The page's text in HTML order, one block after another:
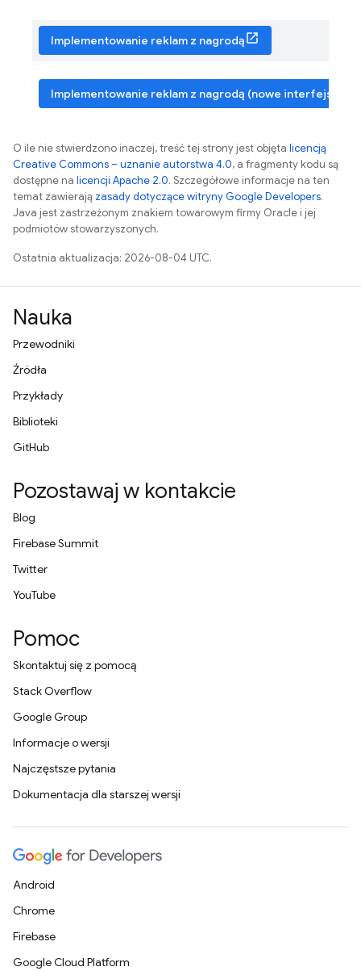
Implementowanie reklam z nagrodą
Implementowanie reklam z nagrodą (nowe interfejsy
O ile nie stwierdzono inaczej, treść tej strony jest objęta licencją
Creative Commons – uznanie autorstwa 4.0, a fragmenty kodu są
dostępne na licencji Apache 2.0. Szczegółowe informacje na ten
temat zawierają zasady dotyczące witryny Google Developers.
Java jest zastrzeżonym znakiem towarowym firmy Oracle i jej
podmiotów stowarzyszonych.
Ostatnia aktualizacja: 2026-08-04 UTC.
Nauka
Przewodniki
Źródła
Przykłady
Biblioteki
GitHub
Pozostawaj w kontakcie
Blog
Firebase Summit
Twitter
YouTube
Pomoc
Skontaktuj się z pomocą
Stack Overflow
Google Group
Informacje o wersji
Najczęstsze pytania
Dokumentacja dla starszej wersji
Android
Chrome
Firebase
Google Cloud Platform